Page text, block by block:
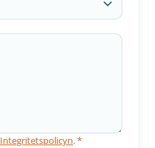
Integritetspolicyn.*